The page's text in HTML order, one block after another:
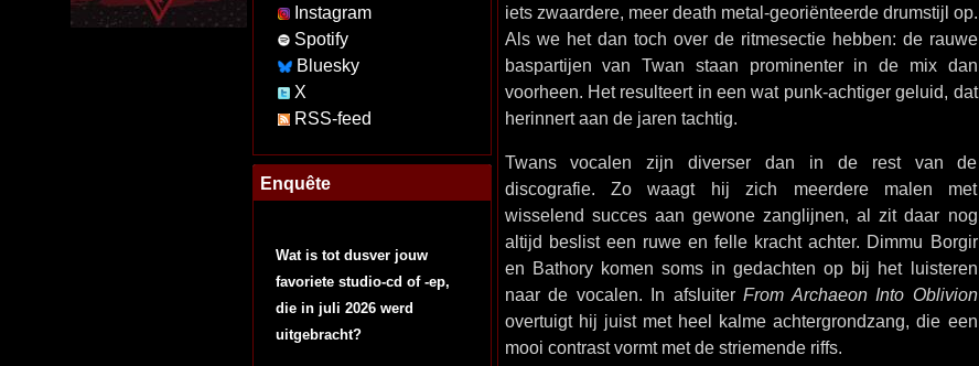
Instagram
Spotify
Bluesky
X
RSS-feed
Enquête
Wat is tot dusver jouw
favoriete studio-cd of -ep,
die in juli 2026 werd
uitgebracht?
iets zwaardere, meer death metal-georiënteerde drumstijl op.
Als we het dan toch over de ritmesectie hebben: de rauwe
baspartijen van Twan staan prominenter in de mix dan
voorheen. Het resulteert in een wat punk-achtiger geluid, dat
herinnert aan de jaren tachtig.
Twans vocalen zijn diverser dan in de rest van de
discografie. Zo waagt hij zich meerdere malen met
wisselend succes aan gewone zanglijnen, al zit daar nog
altijd beslist een ruwe en felle kracht achter. Dimmu Borgir
en Bathory komen soms in gedachten op bij het luisteren
naar de vocalen. In afsluiter From Archaeon Into Oblivion
overtuigt hij juist met heel kalme achtergrondzang, die een
mooi contrast vormt met de striemende riffs.